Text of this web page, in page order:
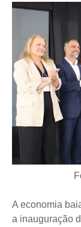
A economia
a inauguração